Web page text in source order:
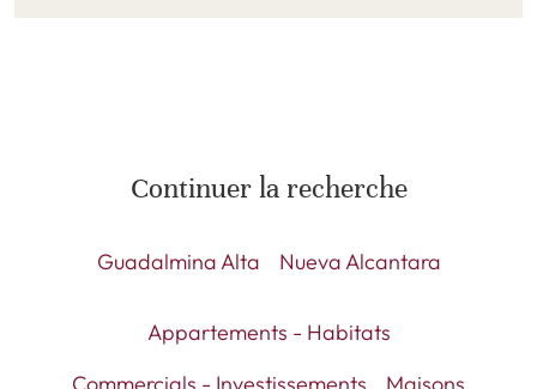
Continuer la recherche
Guadalmina Alta Nueva Alcantara
Appartements - Habitats